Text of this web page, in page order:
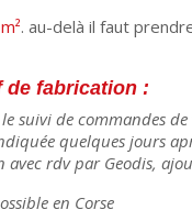
. au-delà il faut
de fabrication :
suivi de commandes
quelques jours
avec rdv par Geodis,
en Corse